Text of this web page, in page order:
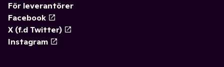
För leverantörer
Facebook
X (f.d Twitter)
Instagram